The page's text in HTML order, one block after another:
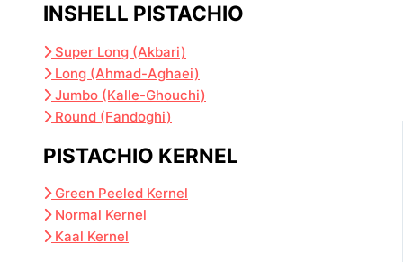
INSHELL PISTACHIO
Super Long (Akbari)
Long (Ahmad-Aghaei)
Jumbo (Kalle-Ghouchi)
Round (Fandoghi)
PISTACHIO KERNEL
Green Peeled Kernel
Normal Kernel
Kaal Kernel